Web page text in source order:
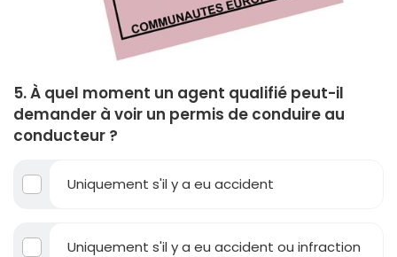
5. À quel moment un agent qualifié peut-il
demander à voir un permis de conduire au
conducteur ?
Uniquement s'il y a eu accident
Uniquement s'il y a eu accident ou infraction